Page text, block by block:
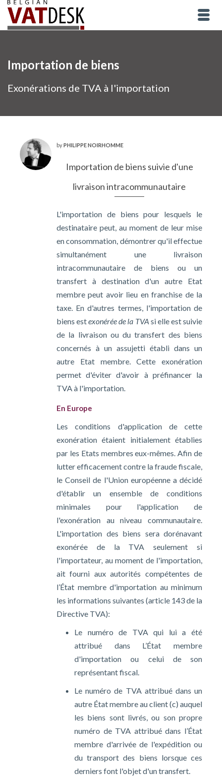
Importation de biens
Exonérations de TVA à l'importation
byPHILIPPE NOIRHOMME
Importation de biens suivie d'une
livraison intracommunautaire
L'importation de biens pour lesquels le
destinataire peut, au moment de leur mise
en consommation, démontrer qu'il effectue
simultanément une livraison
intracommunautaire de biens ou un
transfert à destination d'un autre Etat
membre peut avoir lieu en franchise de la
taxe. En d'autres termes, l'importation de
biens estexonérée de la TVA si elle est suivie
de la livraison ou du transfert des biens
concernés à un assujetti établi dans un
autre Etat membre. Cette exonération
permet d'éviter d'avoir à préfinancer la
TVA à l'importation.
En Europe
Les conditions d'application de cette
exonération étaient initialement établies
par les Etats membres eux-mêmes. Afin de
lutter efficacement contre la fraude fiscale,
le Conseil de l'Union européenne a décidé
d'établir un ensemble de conditions
minimales pour l'application de
l'exonération au niveau communautaire.
L'importation des biens sera dorénavant
exonérée de la TVA seulement si
l'importateur, au moment de l'importation,
ait fourni aux autorités compétentes de
l’État membre d'importation au minimum
les informations suivantes (article 143 de la
Directive TVA):
Le numéro de TVA qui lui a été
attribué dans L’État membre
d'importation ou celui de son
représentant fiscal.
Le numéro de TVA attribué dans un
autre État membre au client (c) auquel
les biens sont livrés, ou son propre
numéro de TVA attribué dans l’État
membre d'arrivée de l'expédition ou
du transport des biens lorsque ces
derniers font l'objet d'un transfert.